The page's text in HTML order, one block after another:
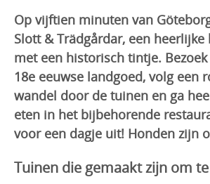
Op vijftien minuten van
Slott & Trädgårdar, een
met een historisch tintje.
18e eeuwse landgoed, volg een
wandel door de tuinen en ga
eten in het bijbehorende
voor een dagje uit! Honden zijn
Tuinen die gemaakt zijn om